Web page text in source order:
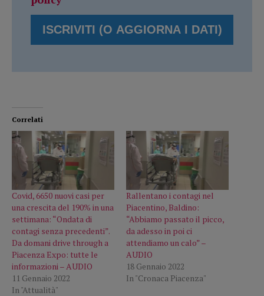
Correlati
Covid, 6650 nuovi casi per
una crescita del 190% in una
settimana: “Ondata di
contagi senza precedenti”.
Da domani drive through a
Piacenza Expo: tutte le
informazioni – AUDIO
11 Gennaio 2022
In "Attualità"
Rallentano i contagi nel
Piacentino, Baldino:
“Abbiamo passato il picco,
da adesso in poi ci
attendiamo un calo” –
AUDIO
18 Gennaio 2022
In "Cronaca Piacenza"